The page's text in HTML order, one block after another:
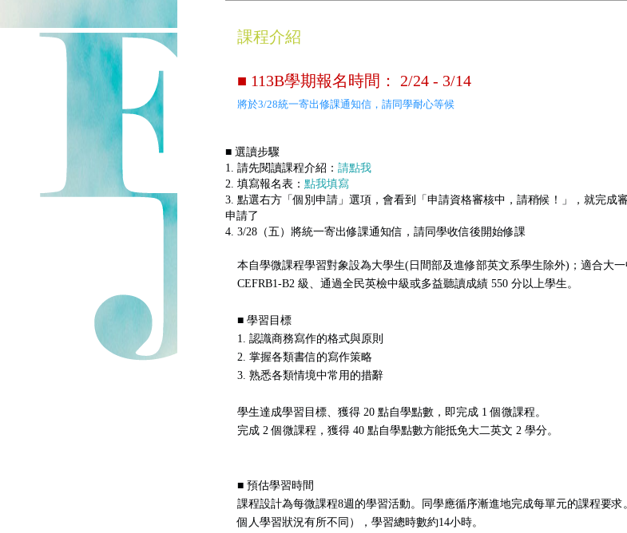
課程介紹
■ 113B學期報名時間： 2/24 - 3/14
將於3/28統一寄出修課通知信，請同學耐心等候
■ 選讀步驟
1. 請先閱讀課程介紹： 請點我
2. 填寫報名表： 點我填寫
3. 點選右方「個別申請」選項，會看到「申請資格審核中，請稍候！」，就完成
申請了
4. 3/28（五）將統一寄出修課通知信，請同學收信後開始修課
本自學微課程學習對象設為大學生(日間部及進修部英文系學生除外)；適合大
CEFRB1-B2 級、通過全民英檢中級或多益聽讀成績 550 分以上學生。
■ 學習目標
1. 認識商務寫作的格式與原則
2. 掌握各類書信的寫作策略
3. 熟悉各類情境中常用的措辭
學生達成學習目標、獲得 20 點自學點數，即完成 1 個微課程。
完成 2 個微課程，獲得 40 點自學點數方能抵免大二英文 2 學分。
■ 預估學習時間
課程設計為每微課程8週的學習活動。同學應循序漸進地完成每單元的課程要
個人學習狀況有所不同），學習總時數約14小時。